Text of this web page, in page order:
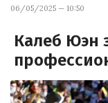
06/05/2025 — 10:50
Калеб Юэн